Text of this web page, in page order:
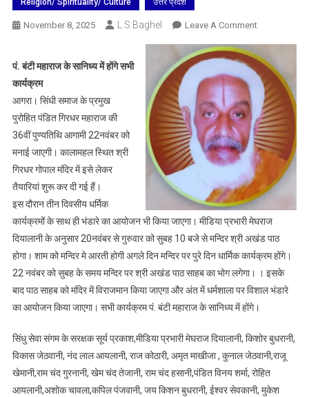
Religion/ Spirituality/ Culture उत्तर प्रदेश
November 8, 2025 L.S Baghel Leave A CommentOn
से
मनाई
जाएगी
पं.
गिरधर
महाराज
की
पुण्यतिथि
पं. बंटी महाराज के सानिध्य में होंगे सभी
कार्यक्रम
आगरा। सिंधी समाज के प्रमुख
पुरोहित पंडित गिरधर महाराज की
36वीं पुण्यतिथि आगामी 22नवंबर को
मनाई जाएगी। कालामहल स्थित श्री
गिरधर गोपाल मंदिर में इसे लेकर
तैयारियां शुरू कर दी गई हैं।
इस दौरान तीन दिवसीय धर्मिक
कार्यक्रमों के साथ ही भंडारे का आयोजन भी किया जाएगा। मीडिया प्रभारी मेघराज
दियालानी के अनुसार 20नवंबर से गुरुवार को सुबह 10 बजे से मन्दिर श्री अखंड पाठ
होगा। शाम को मन्दिर मे आरती होगी अगले दिन मन्दिर पर पुरे दिन धार्मिक कार्यक्रम होंगे।
22 नवंबर को सुबह के समय मन्दिर पर श्री अखंड पाठ साहब का भोग लगेगा। । इसके
बाद पाठ साहब को मंदिर में विराजमान किया जाएगा और अंत में धर्मशाला पर विशाल भंडारे
का आयोजन किया जाएगा। सभी कार्यक्रम पं. बंटी महाराज के सानिध्य में होंगे।
सिंधु सेवा संगम के सरक्षक सूर्य प्रकाश,मीडिया प्रभारी मेघराज दियालानी, किशोर बुधरानी,
विकास जेठवानी, नंद लाल आयलानी, राज कोठारी, अमृत माखीजा , कुनाल जेठवानी,राजू
खेमानी,राम चंद गुरनानी, खेम चंद तेजानी, राम चंद हसानी,पंडित विनय शर्मा, रोहित
आयलानी,अशोक चावला,कपिल पंजवानी, जय किशन बुधरानी, ईश्वर सेवकानी, मुकेश